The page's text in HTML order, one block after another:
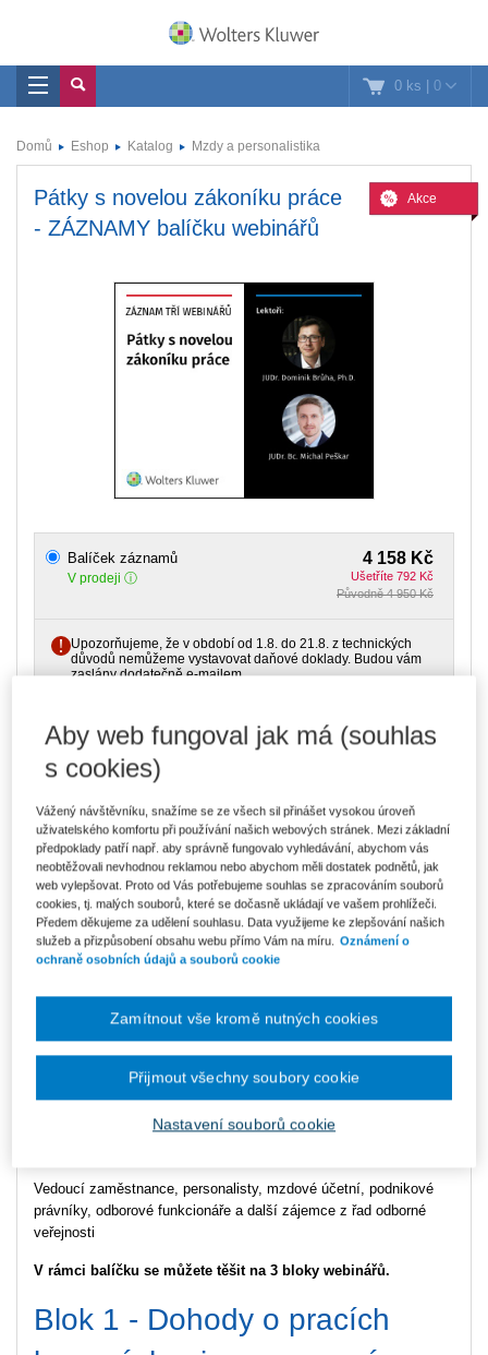
0 ks | 0
Domů Eshop Katalog Mzdy a personalistika
Akce
Pátky s novelou zákoníku práce
- ZÁZNAMY balíčku webinářů
4 158 Kč
Ušetříte 792 Kč
Původně 4 950 Kč
Balíček záznamů
V prodeji
Upozorňujeme, že v období od 1.8. do 21.8. z technických
důvodů nemůžeme vystavovat daňové doklady. Budou vám
zaslány dodatečně e-mailem.
Balíček záznamů
Elektronizace HR po novele zákoníku práce - ZÁZNAM
Dohody o pracích konaných mimo pracovní poměr po
transpoziční novele zákoníku práce (ZÁZNAM)
ZÁZNAM
Online
Komu jsou webináře určeny
Vedoucí zaměstnance, personalisty, mzdové účetní, podnikové
právníky, odborové funkcionáře a další zájemce z řad odborné
veřejnosti
V rámci balíčku se můžete těšit na 3 bloky webinářů.
Blok 1 - Dohody o pracích
Aby web fungoval jak má (souhlas
s cookies)
Vážený návštěvníku, snažíme se ze všech sil přinášet vysokou úroveň
uživatelského komfortu při používání našich webových stránek. Mezi základní
předpoklady patří např. aby správně fungovalo vyhledávání, abychom vás
neobtěžovali nevhodnou reklamou nebo abychom měli dostatek podnětů, jak
web vylepšovat. Proto od Vás potřebujeme souhlas se zpracováním souborů
cookies, tj. malých souborů, které se dočasně ukládají ve vašem prohlížeči.
Předem děkujeme za udělení souhlasu. Data využijeme ke zlepšování našich
služeb a přizpůsobení obsahu webu přímo Vám na míru.
Oznámení o
ochraně osobních údajů a souborů cookie
Nastavení souborů cookie
Zamítnout vše kromě nutných cookies
Přijmout všechny soubory cookie